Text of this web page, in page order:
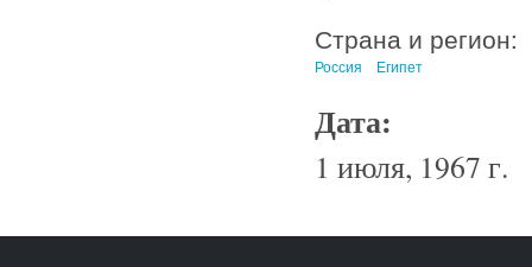
Страна и регион:
Россия Египет
Дата:
1 июля, 1967 г.